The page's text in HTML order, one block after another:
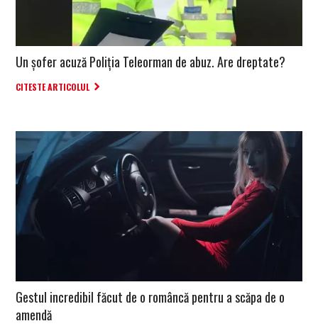
Un șofer acuză Poliţia Teleorman de abuz. Are dreptate?
CITESTE ARTICOLUL
Gestul incredibil făcut de o româncă pentru a scăpa de o
amendă